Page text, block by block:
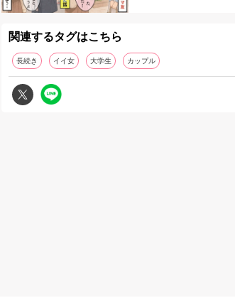
関連するタグはこちら
長続き イイ女 大学生 カップル